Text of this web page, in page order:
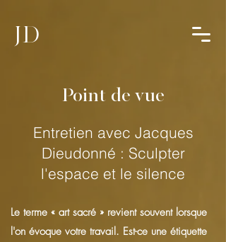
JD
Point de vue
Entretien avec Jacques
Dieudonné : Sculpter
l'espace et le silence
Le terme « art sacré » revient souvent lorsque
l'on évoque votre travail. Est-ce une étiquette